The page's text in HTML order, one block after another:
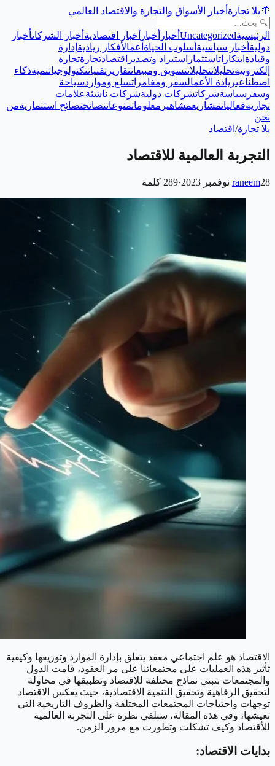
🌴يلا تجارة أخبار الأسواق والتجارة والاقتصاد العالمي
الرئيسيةUncategorized أخبار أخبار أخبار اقتصادية أخبار الشركاتأخبار
دولية أخبار سياسية أسلوب الحياة أعمالأفكار ريادية إدارة
وقيادة ابتكاراتاستثمار استيراد وتصدير اقتصادتجارةتجارة
إلكترونيةتحليلاتتحليلاتتسويق ومبيعاتتقارير تقنياتتكنولوجياتنميةذكاء
اصطناعيريادة الأعمالسفر ومغامراتسلع ومواردسياحة
وسفر سياسةشركاتشركات دوليةشركات ناشئةعلامات
تجاريةفعالياتمشاريعمشاهير معلوماتمنوعاتنصائحنصائح استثماريةمن
نحن
يلا تجارة/ اقتصاد
التجربة العالمية للاقتصاد
raneem28 نوفمبر 2023 ·
289 كلمة
الاقتصاد هو علم اجتماعي معقد يتعلق بإدارة الموارد وتوزيعها وكيفية
تأثير هذه العمليات على مجتمعاتنا على مر العقود، قامت الدول
والمجتمعات بتبني نماذج مختلفة للاقتصاد وتطبيقها في محاولة
لتحقيق الرفاهية وتحقيق التنمية الاقتصادية، حيث يعكس الاقتصاد
توجهات واحتياجات المجتمعات المختلفة والظروف التاريخية التي
تعيشها، وفي هذه المقالة، سنلقي نظرة على التجربة العالمية
للأقتصاد وكيف تشكلت وتطورت مع مرور الزمن.
بدايات الاقتصاد: